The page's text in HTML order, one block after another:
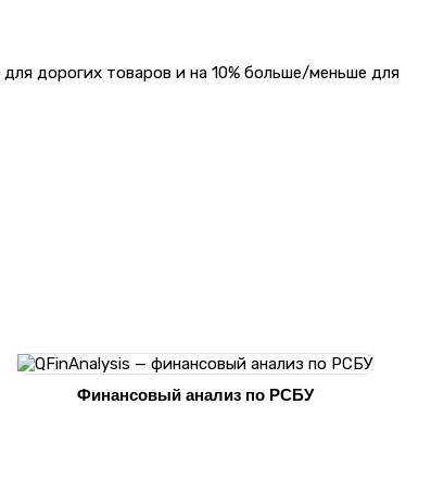
дорогих товаров и на 10% больше/меньше для
Финансовый анализ по РСБУ